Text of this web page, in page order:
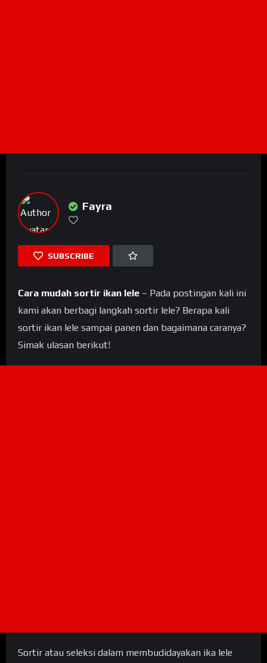
Fayra
SUBSCRIBE
Cara mudah sortir ikan lele – Pada postingan kali ini
kami akan berbagi langkah sortir lele? Berapa kali
sortir ikan lele sampai panen dan bagaimana caranya?
Simak ulasan berikut!
Sortir atau seleksi dalam membudidayakan ika lele